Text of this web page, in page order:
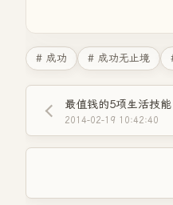
# 成功 # 成功无止境
最值钱的5项生活技能
2014-02-19 10:42:40